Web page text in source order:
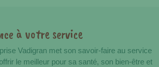
à votre service
Vadigran met son savoir-faire au service
le meilleur pour sa santé, son bien-être et